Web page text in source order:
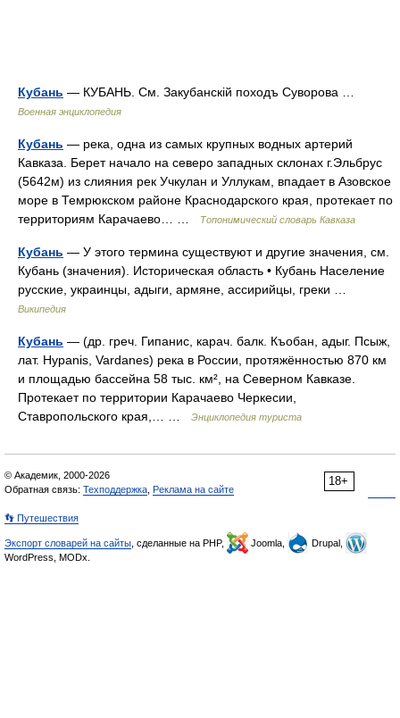
Кубань — КУБАНЬ. См. Закубанскій походъ Суворова …
Военная энциклопедия
Кубань — река, одна из самых крупных водных артерий
Кавказа. Берет начало на северо западных склонах г.Эльбрус
(5642м) из слияния рек Учкулан и Уллукам, впадает в Азовское
море в Темрюкском районе Краснодарского края, протекает по
территориям Карачаево… …
Топонимический словарь Кавказа
Кубань — У этого термина существуют и другие значения, см.
Кубань (значения). Историческая область • Кубань Население
русские, украинцы, адыги, армяне, ассирийцы, греки …
Википедия
Кубань — (др. греч. Гипанис, карач. балк. Къобан, адыг. Псыж,
лат. Hypanis, Vardanes) река в России, протяжённостью 870 км
и площадью бассейна 58 тыс. км², на Северном Кавказе.
Протекает по территории Карачаево Черкесии,
Ставропольского края,… …
Энциклопедия туриста
18+
© Академик, 2000-2026
Обратная связь: Техподдержка Реклама на сайте
👣 Путешествия
Экспорт словарей на сайты , сделанные на PHP, Joomla,
Drupal,
WordPress, MODx.